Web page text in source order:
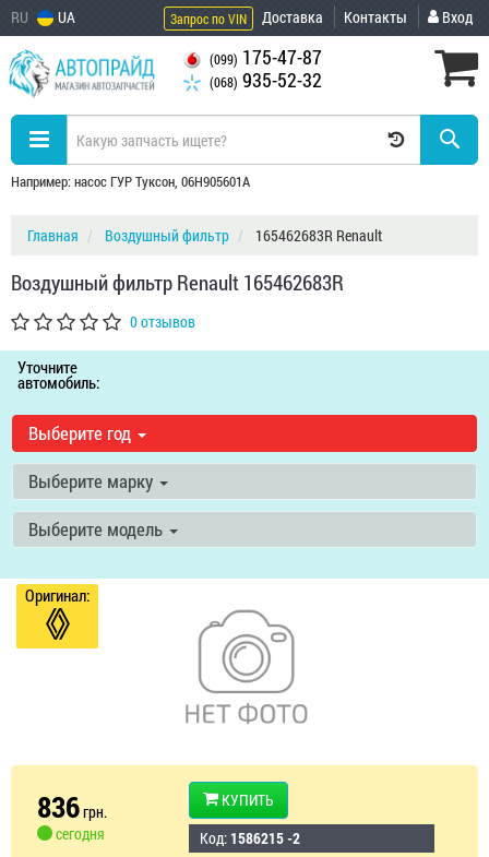
RU UA Запрос по VIN Доставка Контакты Вход
(099) 175-47-87
(068) 935-52-32
Например: насос ГУР Туксон, 06H905601A
Главная Воздушный фильтр 165462683R Renault
Воздушный фильтр Renault 165462683R
0 отзывов
Уточните
автомобиль:
Выберите год
Выберите марку
Выберите модель
Оригинал:
836грн.
сегодня
КУПИТЬ
Код: 1586215 -2